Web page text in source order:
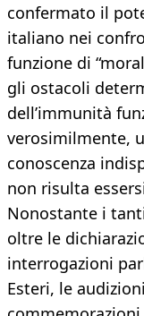
confermato il
italiano nei
funzione di
gli ostacoli
dell’immunità
verosimilmente,
conoscenza
non risulta
Nonostante i
oltre le
interrogazioni
Esteri, le